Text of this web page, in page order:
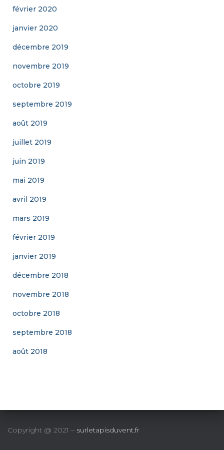
février 2020
janvier 2020
décembre 2019
novembre 2019
octobre 2019
septembre 2019
août 2019
juillet 2019
juin 2019
mai 2019
avril 2019
mars 2019
février 2019
janvier 2019
décembre 2018
novembre 2018
octobre 2018
septembre 2018
août 2018
Copyright @ 2021 – surletapisduvent.fr